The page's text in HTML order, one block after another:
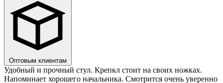
Оптовым клиентам
Удобный и прочный стул. Крепкл стоит на своих ножках.
Напоминает хорошего начальника. Смотрится очень уверенно